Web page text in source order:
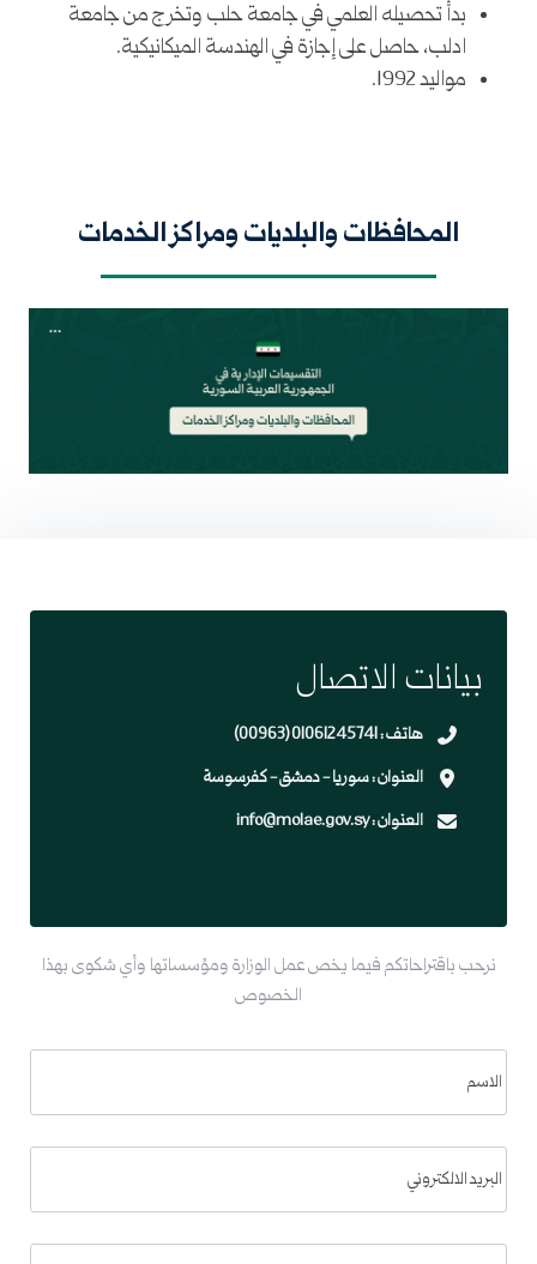
بدأ تحصيله العلمي في جامعة حلب وتخرج من جامعة
ادلب، حاصل على إجازة في الهندسة الميكانيكية.
مواليد 1992.
المحافظات والبلديات ومراكز الخدمات
بيانات الاتصال
هاتف :(00963) 01061245741
العنوان :سوريا - دمشق - كفرسوسة
العنوان :info@molae.gov.sy
نرحب باقتراحاتكم فيما يخص عمل الوزارة ومؤسساتها وأي شكوى بهذا
الخصوص